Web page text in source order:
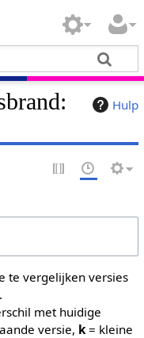
Hulp
te vergelijken versies
met huidige
versie, k= kleine